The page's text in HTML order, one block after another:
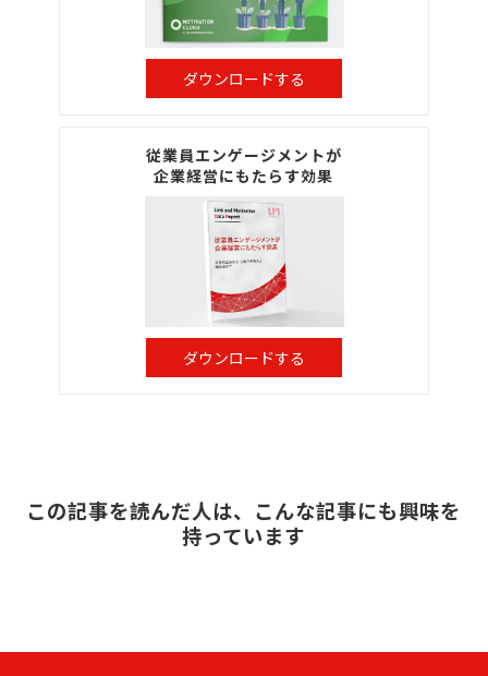
ダウンロードする
従業員エンゲージメントが
企業経営にもたらす効果
ダウンロードする
この記事を読んだ人は、こんな記事にも興味を
持っています